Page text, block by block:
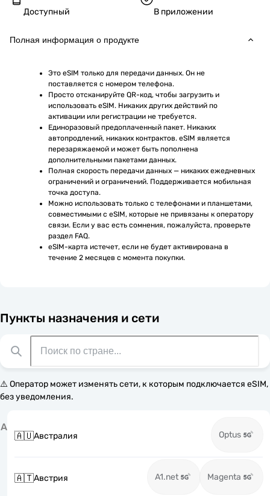
Доступный В приложении
Полная информация о продукте
Это eSIM только для передачи данных. Он не
поставляется с номером телефона.
Просто отсканируйте QR-код, чтобы загрузить и
использовать eSIM. Никаких других действий по
активации или регистрации не требуется.
Единоразовый предоплаченный пакет. Никаких
автопродлений, никаких контрактов. eSIM является
перезаряжаемой и может быть пополнена
дополнительными пакетами данных.
Полная скорость передачи данных — никаких ежедневных
ограничений и ограничений. Поддерживается мобильная
точка доступа.
Можно использовать только с телефонами и планшетами,
совместимыми с eSIM, которые не привязаны к оператору
связи. Если у вас есть сомнения, пожалуйста, проверьте
раздел FAQ.
eSIM-карта истечет, если не будет активирована в
течение 2 месяцев с момента покупки.
Пункты назначения и сети
⚠️ Оператор может изменять сети, к которым подключается eSIM,
без уведомления.
А
🇦🇺Австралия Optus
🇦🇹Австрия A1.net Magenta